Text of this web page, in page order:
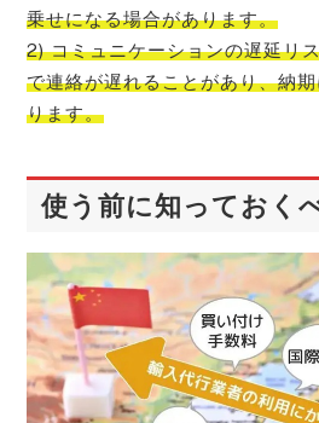
乗せになる場合があります。
2) コミュニケーションの遅延リ
で連絡が遅れることがあり、納
ります。
使う前に知っておく